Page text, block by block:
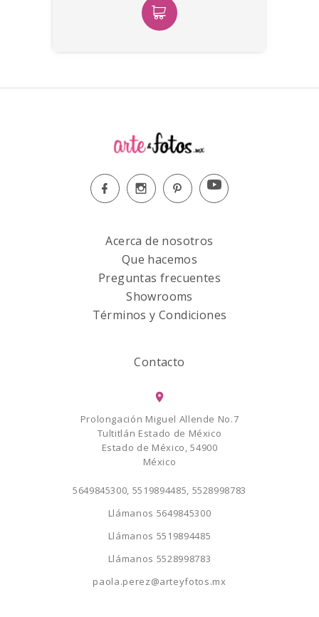
Acerca de nosotros
Que hacemos
Preguntas frecuentes
Showrooms
Términos y Condiciones
Contacto
Prolongación Miguel Allende No.7
Tultitlán Estado de México
Estado de México, 54900
México
5649845300, 5519894485, 5528998783
Llámanos 5649845300
Llámanos 5519894485
Llámanos 5528998783
paola.perez@arteyfotos.mx